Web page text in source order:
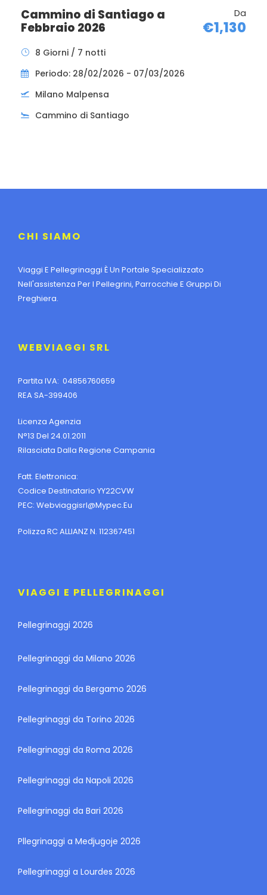
Documento Richiesto: Carta d’identità valida
per l’espatrio (senza timbri nè certificati di
passaporto con 3 mesi di di validità residua
dalla data di rientro.
Cammino di Santiago a
Febbraio 2026
Da
€1,130
8 Giorni / 7 notti
Periodo: 28/02/2026 - 07/03/2026
Milano Malpensa
Cammino di Santiago
CHI SIAMO
Viaggi E Pellegrinaggi È Un Portale Specializzato
Nell'assistenza Per I Pellegrini, Parrocchie E Gruppi Di
Preghiera.
WEBVIAGGI SRL
Partita IVA: 04856760659
REA SA-399406
Licenza Agenzia
N°13 Del 24.01.2011
Rilasciata Dalla Regione Campania
Fatt. Elettronica:
Codice Destinatario YY22CVW
PEC: Webviaggisrl@mypec.eu
Polizza RC ALLIANZ N. 112367451
VIAGGI E PELLEGRINAGGI
Pellegrinaggi 2026
Pellegrinaggi da Milano 2026
Pellegrinaggi da Bergamo 2026
Pellegrinaggi da Torino 2026
Pellegrinaggi da Roma 2026
Pellegrinaggi da Napoli 2026
Pellegrinaggi da Bari 2026
Pllegrinaggi a Medjugoje 2026
Pellegrinaggi a Lourdes 2026